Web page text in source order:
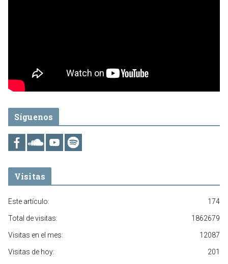
Síguenos
Visitas
174
Este artículo:
1862679
Total de visitas:
12087
Visitas en el mes:
201
Visitas de hoy: